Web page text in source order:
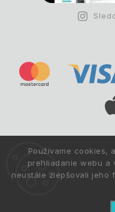
Používame cookies,
prehliadanie webu a
neustále zlepšovali jeho
Copyright © 1993 -2026
Všetky